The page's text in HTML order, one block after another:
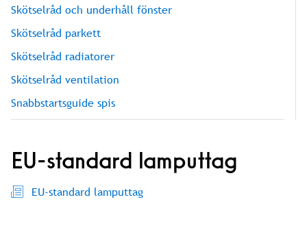
Skötselråd och underhåll fönster
Skötselråd parkett
Skötselråd radiatorer
Skötselråd ventilation
Snabbstartsguide spis
EU-standard lamputtag
EU-standard lamputtag